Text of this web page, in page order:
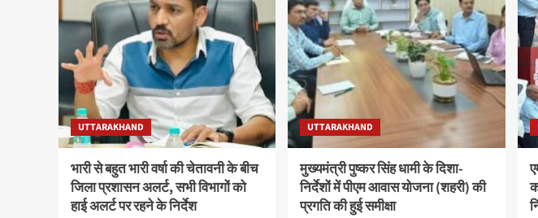
UTTARAKHAND
भारी से बहुत भारी वर्षा की चेतावनी के बीच
जिला प्रशासन अलर्ट, सभी विभागों को
हाई अलर्ट पर रहने के निर्देश
UTTARAKHAND
मुख्यमंत्री पुष्कर सिंह धामी के दिशा-
निर्देशों में पीएम आवास योजना (शहरी) की
प्रगति की हुई समीक्षा